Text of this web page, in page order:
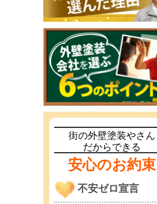
街の外壁塗装やさん
だからできる
安心のお約束
不安ゼロ宣言